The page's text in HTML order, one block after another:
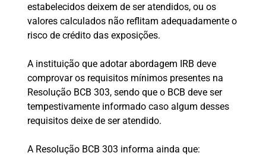
estabelecidos deixem de ser atendidos, ou os
valores calculados não reflitam adequadamente o
risco de crédito das exposições.
A instituição que adotar abordagem IRB deve
comprovar os requisitos mínimos presentes na
Resolução BCB 303, sendo que o BCB deve ser
tempestivamente informado caso algum desses
requisitos deixe de ser atendido.
A Resolução BCB 303 informa ainda que: